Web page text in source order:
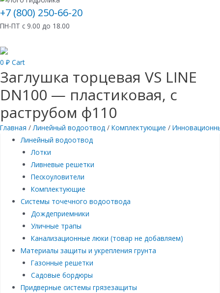
+7 (800) 250-66-20
ПН-ПТ с 9.00 до 18.00
0 ₽ Cart
Заглушка торцевая VS LINE
DN100 — пластиковая, с
раструбом ф110
Главная /Линейный водоотвод / Комплектующие /
Линейный водоотвод
Лотки
Ливневые решетки
Пескоуловители
Комплектующие
Системы точечного водоотвода
Дождеприемники
Уличные трапы
Канализационные люки (товар не добавляем)
Материалы защиты и укрепления грунта
Газонные решетки
Садовые бордюры
Придверные системы грязезащиты